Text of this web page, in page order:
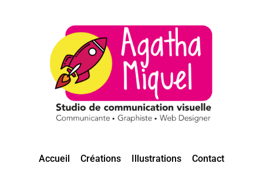
Accueil Créations Illustrations Contact